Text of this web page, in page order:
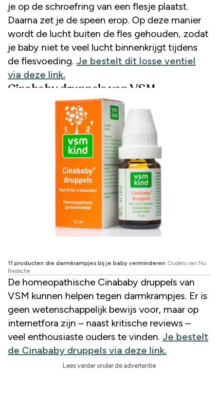
je op de schroefring van een flesje plaatst.
Daarna zet je de speen erop. Op deze manier
wordt de lucht buiten de fles gehouden, zodat
je baby niet te veel lucht binnenkrijgt tijdens
de flesvoeding. Je bestelt dit losse ventiel
via deze link.
Cinababy druppels van VSM
11 producten die darmkrampjes bij je baby verminderen Ouders van Nu
Redactie
De homeopathische Cinababy druppels van
VSM kunnen helpen tegen darmkrampjes. Er is
geen wetenschappelijk bewijs voor, maar op
internetfora zijn – naast kritische reviews –
veel enthousiaste ouders te vinden. Je bestelt
de Cinababy druppels via deze link.
Lees verder onder de advertentie